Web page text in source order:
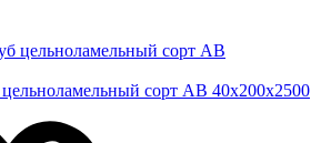
сорт АВ 40х200х2500